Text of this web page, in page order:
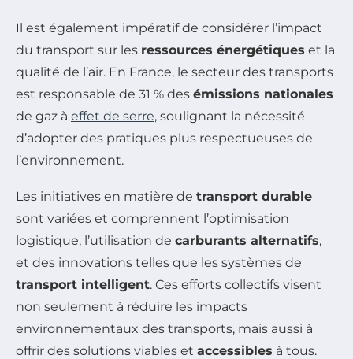
Il est également impératif de considérer l’impact
du transport sur les ressources énergétiques et la
qualité de l’air. En France, le secteur des transports
est responsable de 31 % des émissions nationales
de gaz à effet de serre, soulignant la nécessité
d’adopter des pratiques plus respectueuses de
l’environnement.
Les initiatives en matière de transport durable
sont variées et comprennent l’optimisation
logistique, l’utilisation de carburants alternatifs,
et des innovations telles que les systèmes de
transport intelligent. Ces efforts collectifs visent
non seulement à réduire les impacts
environnementaux des transports, mais aussi à
offrir des solutions viables et accessibles à tous.